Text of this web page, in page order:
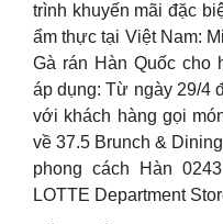
trình khuyến mãi đặc
ẩm thực tại Việt Nam:
Gà rán Hàn Quốc cho
áp dụng: Từ ngày 29/4
với khách hàng gọi
về 37.5 Brunch &
phong cách Hàn
LOTTE Department